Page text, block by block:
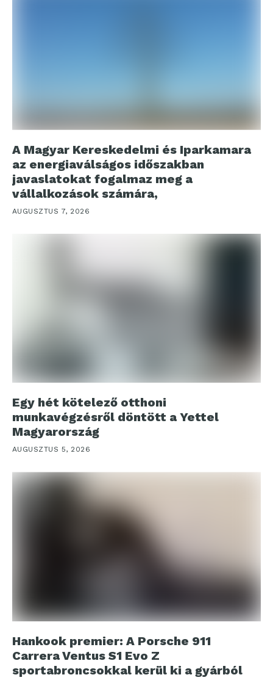
A Magyar Kereskedelmi és Iparkamara
az energiaválságos időszakban
javaslatokat fogalmaz meg a
vállalkozások számára,
AUGUSZTUS 7, 2026
Egy hét kötelező otthoni
munkavégzésről döntött a Yettel
Magyarország
AUGUSZTUS 5, 2026
Hankook premier: A Porsche 911
Carrera Ventus S1 Evo Z
sportabroncsokkal kerül ki a gyárból